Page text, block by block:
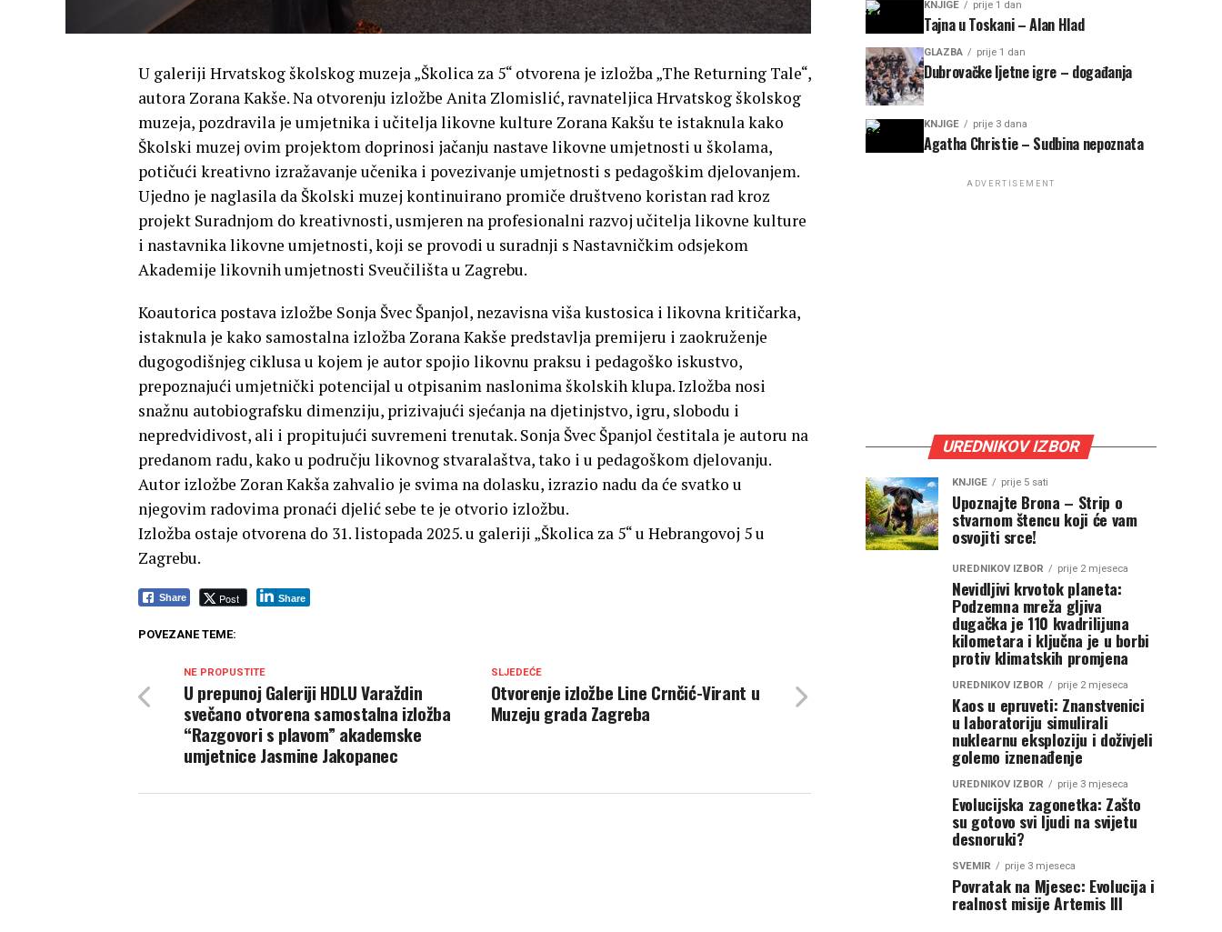
U galeriji Hrvatskog školskog muzeja „Školica za 5“ otvorena je izložba „The Returning Tale“,
autora Zorana Kakše. Na otvorenju izložbe Anita Zlomislić, ravnateljica Hrvatskog školskog
muzeja, pozdravila je umjetnika i učitelja likovne kulture Zorana Kakšu te istaknula kako
Školski muzej ovim projektom doprinosi jačanju nastave likovne umjetnosti u školama,
potičući kreativno izražavanje učenika i povezivanje umjetnosti s pedagoškim djelovanjem.
Ujedno je naglasila da Školski muzej kontinuirano promiče društveno koristan rad kroz
projekt Suradnjom do kreativnosti, usmjeren na profesionalni razvoj učitelja likovne kulture
i nastavnika likovne umjetnosti, koji se provodi u suradnji s Nastavničkim odsjekom
Akademije likovnih umjetnosti Sveučilišta u Zagrebu.
Koautorica postava izložbe Sonja Švec Španjol, nezavisna viša kustosica i likovna kritičarka,
istaknula je kako samostalna izložba Zorana Kakše predstavlja premijeru i zaokruženje
dugogodišnjeg ciklusa u kojem je autor spojio likovnu praksu i pedagoško iskustvo,
prepoznajući umjetnički potencijal u otpisanim naslonima školskih klupa. Izložba nosi
snažnu autobiografsku dimenziju, prizivajući sjećanja na djetinjstvo, igru, slobodu i
nepredvidivost, ali i propitujući suvremeni trenutak. Sonja Švec Španjol čestitala je autoru na
predanom radu, kako u području likovnog stvaralaštva, tako i u pedagoškom djelovanju.
Autor izložbe Zoran Kakša zahvalio je svima na dolasku, izrazio nadu da će svatko u
njegovim radovima pronaći djelić sebe te je otvorio izložbu.
Izložba ostaje otvorena do 31. listopada 2025. u galeriji „Školica za 5“ u Hebrangovoj 5 u
Zagrebu.
Share Post Share
POVEZANE TEME:
SLJEDEĆE
Otvorenje izložbe Line Crnčić-Virant u
Muzeju grada Zagreba
NE PROPUSTITE
U prepunoj Galeriji HDLU Varaždin
svečano otvorena samostalna izložba
“Razgovori s plavom” akademske
umjetnice Jasmine Jakopanec
KNJIGE prije 1 dan
Tajna u Toskani – Alan Hlad
GLAZBA prije 1 dan
Dubrovačke ljetne igre – događanja
KNJIGE prije 3 dana
Agatha Christie – Sudbina nepoznata
ADVERTISEMENT
UREDNIKOV IZBOR
KNJIGE prije 5 sati
Upoznajte Brona – Strip o
stvarnom štencu koji će vam
osvojiti srce!
UREDNIKOV IZBOR prije 2 mjeseca
Nevidljivi krvotok planeta:
Podzemna mreža gljiva
dugačka je 110 kvadrilijuna
kilometara i ključna je u borbi
protiv klimatskih promjena
UREDNIKOV IZBOR prije 2 mjeseca
Kaos u epruveti: Znanstvenici
u laboratoriju simulirali
nuklearnu eksploziju i doživjeli
golemo iznenađenje
UREDNIKOV IZBOR prije 3 mjeseca
Evolucijska zagonetka: Zašto
su gotovo svi ljudi na svijetu
desnoruki?
SVEMIR prije 3 mjeseca
Povratak na Mjesec: Evolucija i
realnost misije Artemis III